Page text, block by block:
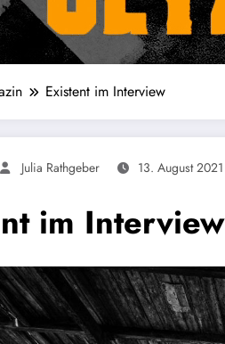
Existent im Interview
Julia Rathgeber 13. August 2021
im Interview